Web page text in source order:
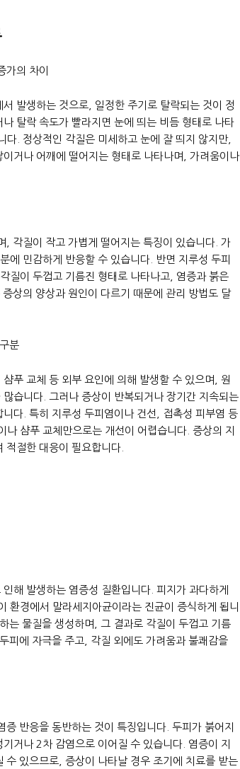
가의 차이
발생하는 것으로, 일정한 주기로 탈락되는 것이 정
탈락 속도가 빨라지면 눈에 띄는 비듬 형태로 나타
다. 정상적인 각질은 미세하고 눈에 잘 띄지 않지만,
거나 어깨에 떨어지는 형태로 나타나며, 가려움이나
, 각질이 작고 가볍게 떨어지는 특징이 있습니다. 가
에 민감하게 반응할 수 있습니다. 반면 지루성 두피
질이 두껍고 기름진 형태로 나타나고, 염증과 붉은
상의 양상과 원인이 다르기 때문에 관리 방법도 달
분
푸 교체 등 외부 요인에 의해 발생할 수 있으며, 원
습니다. 그러나 증상이 반복되거나 장기간 지속되는
다. 특히 지루성 두피염이나 건선, 접촉성 피부염 등
샴푸 교체만으로는 개선이 어렵습니다. 증상의 지
적절한 대응이 필요합니다.
해 발생하는 염증성 질환입니다. 피지가 과다하게
환경에서 말라세지아균이라는 진균이 증식하게 됩니
는 물질을 생성하며, 그 결과로 각질이 두껍고 기름
피에 자극을 주고, 각질 외에도 가려움과 불쾌감을
반응을 동반하는 것이 특징입니다. 두피가 붉어지
거나 2차 감염으로 이어질 수 있습니다. 염증이 지
수 있으므로, 증상이 나타날 경우 조기에 치료를 받는